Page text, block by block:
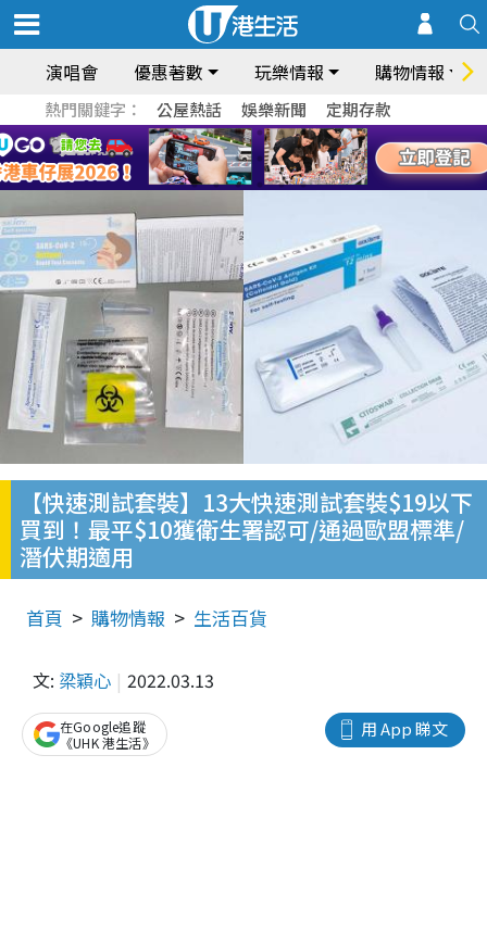
演唱會 優惠著數 玩樂情報 購物情報
熱門關鍵字： 公屋熱話 娛樂新聞 定期存款
【快速測試套裝】13大快速測試套裝$19以下
買到！最平$10獲衛生署認可/通過歐盟標準/
潛伏期適用
首頁 購物情報 生活百貨
文: 梁穎心 2022.03.13
用 App 睇文
在Google追蹤
《UHK 港生活》